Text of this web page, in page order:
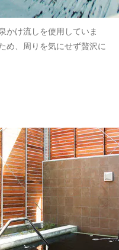
かけ流しを使用していま
め、周りを気にせず贅沢に